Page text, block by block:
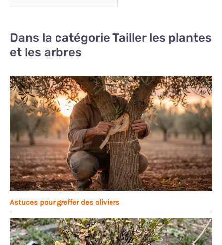
Dans la catégorie Tailler les plantes
et les arbres
Astuces pour greffer des oliviers